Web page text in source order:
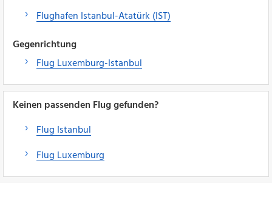
Flughafen Istanbul-Atatürk (IST)
Gegenrichtung
Flug Luxemburg-Istanbul
Keinen passenden Flug gefunden?
Flug Istanbul
Flug Luxemburg